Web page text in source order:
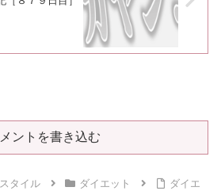
ントを書き込む
タイル ダイエット
ダイエ